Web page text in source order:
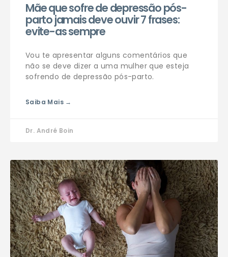
Mãe que sofre de depressão pós-
parto jamais deve ouvir 7 frases:
evite-as sempre
Vou te apresentar alguns comentários que
não se deve dizer a uma mulher que esteja
sofrendo de depressão pós-parto.
Saiba Mais →
Dr. André Boin